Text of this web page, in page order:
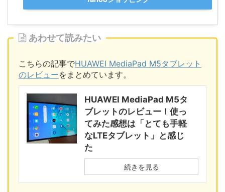
あわせて読みたい
こちらの記事でHUAWEI MediaPad M5タブレット
のレビューをまとめています。
HUAWEI MediaPad M5タ
ブレットのレビュー！使っ
てみた感想は「とても手軽
なLTEタブレット」と感じ
た
続きを見る